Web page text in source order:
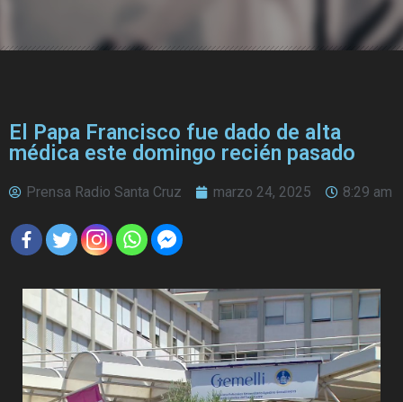
El Papa Francisco fue dado de alta
médica este domingo recién pasado
Prensa Radio Santa Cruz marzo 24, 2025 8:29 am